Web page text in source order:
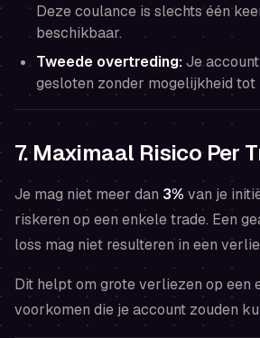
Deze coulance is slechts één
beschikbaar.
Tweede overtreding:Je
gesloten zonder mogelijkheid tot
7. Maximaal Risico Per
Je mag niet meer dan 3% van je
riskeren op een enkele trade. Een
loss mag niet resulteren in een
Dit helpt om grote verliezen op een
voorkomen die je account zouden